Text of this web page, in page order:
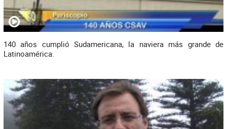
140 años cumplió Sudamericana, la naviera más grande de
Latinoamérica.